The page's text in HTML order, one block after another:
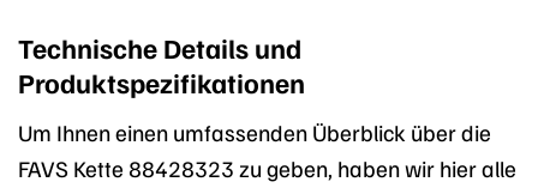
Technische Details und
Produktspezifikationen
Um Ihnen einen umfassenden Überblick über die
FAVS Kette 88428323 zu geben, haben wir hier alle